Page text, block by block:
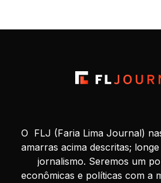
O FLJ (Faria Lima Journal)
amarras acima descritas;
jornalismo. Seremos um
econômicas e políticas com a